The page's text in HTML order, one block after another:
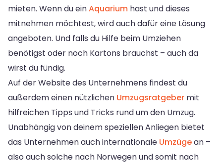
mieten. Wenn du einAquarium hast und dieses
mitnehmen möchtest, wird auch dafür eine Lösung
angeboten. Und falls du Hilfe beim Umziehen
benötigst oder noch Kartons brauchst – auch da
wirst du fündig.
Auf der Website des Unternehmens findest du
außerdem einen nützlichen Umzugsratgeber mit
hilfreichen Tipps und Tricks rund um den Umzug.
Unabhängig von deinem speziellen Anliegen bietet
das Unternehmen auch internationale Umzügean –
also auch solche nach Norwegen und somit nach